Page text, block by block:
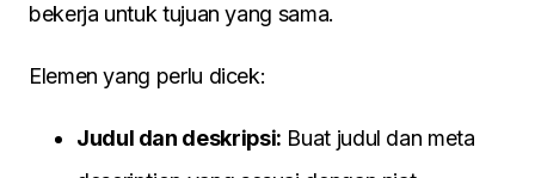
bekerja untuk tujuan yang sama.
Elemen yang perlu dicek:
Judul dan deskripsi: Buat judul dan meta